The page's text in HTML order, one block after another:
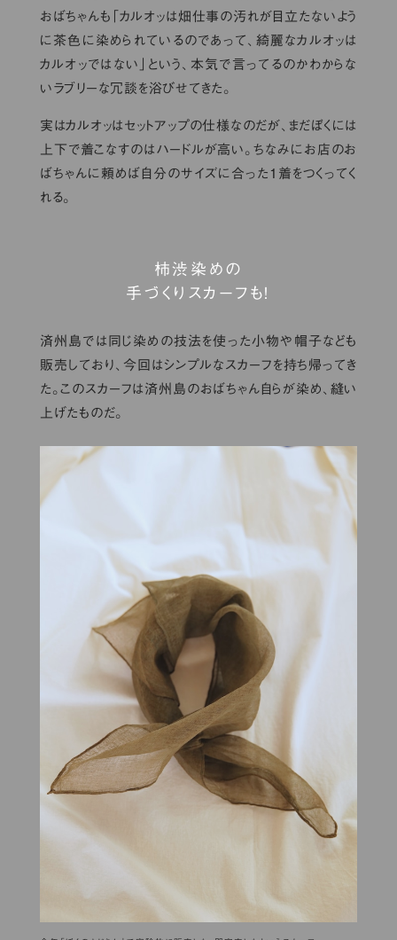
おばちゃんも「カルオッは畑仕事の汚れが目立たないよう
に茶色に染められているのであって、綺麗なカルオッは
カルオッではない」という、本気で言ってるのかわからな
いラブリーな冗談を浴びせてきた。
実はカルオッはセットアップの仕様なのだが、まだぼくには
上下で着こなすのはハードルが高い。ちなみにお店のお
ばちゃんに頼めば自分のサイズに合った1着をつくってく
れる。
柿渋染めの
手づくりスカーフも！
済州島では同じ染めの技法を使った小物や帽子なども
販売しており、今回はシンプルなスカーフを持ち帰ってき
た。このスカーフは済州島のおばちゃん自らが染め、縫い
上げたものだ。